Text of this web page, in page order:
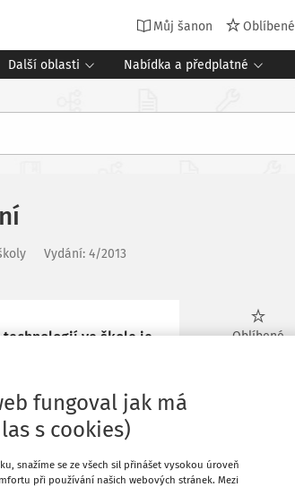
Můj šanon Oblíbené
Další oblasti Nabídka a předplatné
Vydání: 4/2013
technologií ve škole je
technologií
Mnozí učitelé
téměř celý den
že by ve škole
omezeno. Seriózní
technologií a médií
Oblíbené
fungoval jak má
s cookies)
snažíme se ze všech sil přinášet vysokou úroveň
při používání našich webových stránek. Mezi